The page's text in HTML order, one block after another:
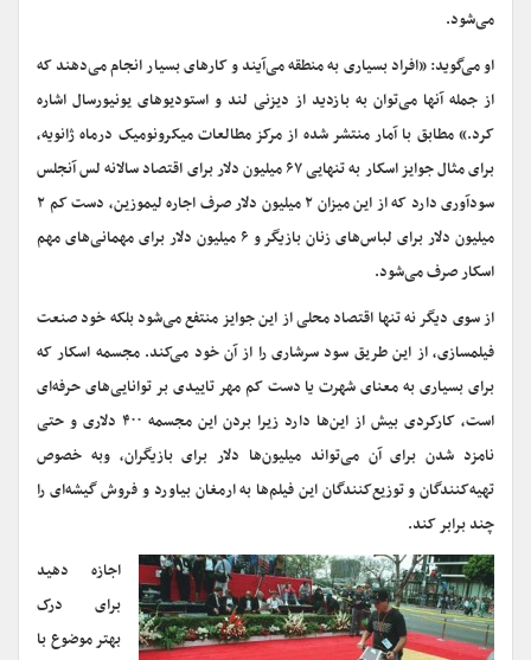
می‌شود.
او می‌گوید: «افراد بسیاری به منطقه می‌آیند و کارهای بسیار انجام می‌دهند که
از جمله آنها می‌توان به بازدید از دیزنی لند و استودیوهای یونیورسال اشاره
کرد.» مطابق با آمار منتشر شده از مرکز مطالعات میکرونومیک درماه ژانویه،
برای مثال جوایز اسکار به تنهایی ۶۷ میلیون دلار برای اقتصاد سالانه لس آنجلس
سودآوری دارد که از این میزان ۲ میلیون دلار صرف اجاره لیموزین، دست کم ۲
میلیون دلار برای لباس‌های زنان بازیگر و ۶ میلیون دلار برای مهمانی‌های مهم
اسکار صرف می‌شود.
از سوی دیگر نه تنها اقتصاد محلی از این جوایز منتفع می‌شود بلکه خود صنعت
فیلمسازی، از این طریق سود سرشاری را از آن خود می‌کند. مجسمه اسکار که
برای بسیاری به معنای شهرت یا دست کم مهر تاییدی بر توانایی‌های حرفه‌ای
است، کارکردی بیش از این‌ها دارد زیرا بردن این مجسمه ۴۰۰ دلاری و حتی
نامزد شدن برای آن می‌تواند میلیون‌ها دلار برای بازیگران، وبه خصوص
تهیه‌کنندگان و توزیع‌کنندگان این فیلم‌ها به ارمغان بیاورد و فروش گیشه‌ای را
چند برابر کند.
اجازه دهید
برای درک
بهتر موضوع با